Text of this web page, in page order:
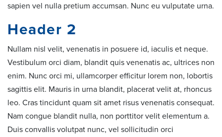
sapien vel nulla pretium accumsan. Nunc eu vulputate urna.
Header 2
Nullam nisl velit, venenatis in posuere id, iaculis et neque.
Vestibulum orci diam, blandit quis venenatis ac, ultrices non
enim. Nunc orci mi, ullamcorper efficitur lorem non, lobortis
sagittis elit. Mauris in urna blandit, placerat velit at, rhoncus
leo. Cras tincidunt quam sit amet risus venenatis consequat.
Nam congue blandit nulla, non porttitor velit elementum a.
Duis convallis volutpat nunc, vel sollicitudin orci